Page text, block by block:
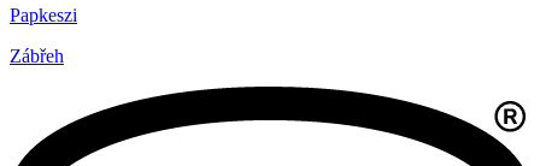
Papkeszi
Zábřeh